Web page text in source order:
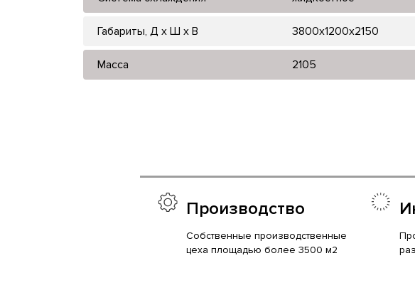
Габариты, Д x Ш x В 3800x1200x2150
Масса 2105
Производство
Собственные производственные
цеха площадью более 3500 м2